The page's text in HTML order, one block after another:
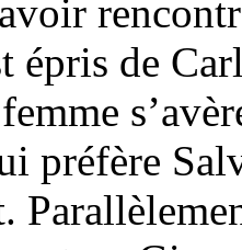
épris de
préfère